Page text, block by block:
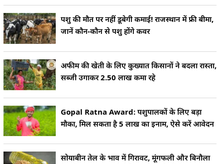
पशु की मौत पर नहीं डूबेगी कमाई! राजस्थान में फ्री बीमा,
जानें कौन-कौन से पशु होंगे कवर
अफीम की खेती के लिए कुख्यात किसानों ने बदला रास्ता,
सब्जी उगाकर 2.50 लाख कमा रहे
Gopal Ratna Award: पशुपालकों के लिए बड़ा
मौका, मिल सकता है 5 लाख का इनाम, ऐसे करें आवेदन
सोयाबीन तेल के भाव में गिरावट, मूंगफली और बिनौला